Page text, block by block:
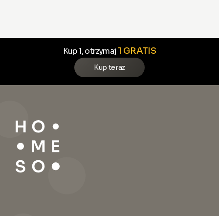
Kup 1, otrzymaj 1 GRATIS
Kup teraz